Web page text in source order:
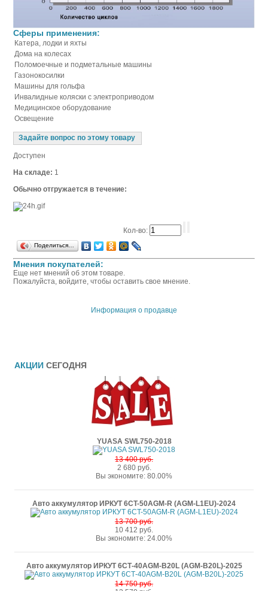
Сферы применения:
Катера, лодки и яхты
Дома на колесах
Поломоечные и подметальные машины
Газонокосилки
Машины для гольфа
Инвалидные коляски с электроприводом
Медицинское оборудование
Освещение
Задайте вопрос по этому товару
Доступен
На складе: 1
Обычно отгружается в течение:
Кол-во:
Поделиться…
Мнения покупателей:
Еще нет мнений об этом товаре.
Пожалуйста, войдите, чтобы оставить свое мнение.
Информация о продавце
АКЦИИ СЕГОДНЯ
YUASA SWL750-2018
13 400 руб.
2 680 руб.
Вы экономите: 80.00%
Авто аккумулятор ИРКУТ 6CT-50AGM-R (AGM-L1EU)-2024
13 700 руб.
10 412 руб.
Вы экономите: 24.00%
Авто аккумулятор ИРКУТ 6СТ-40AGM-B20L (AGM-B20L)-2025
14 750 руб.